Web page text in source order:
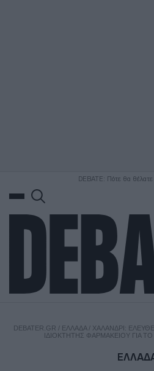
DEBATE: Πότε θα θέλατε
DEBATER.GR / ΕΛΛΑΔΑ/ ΧΑΛΆΝΔΡΙ:
ΙΔΙΟΚΤΉΤΗΣ ΦΑΡΜΑΚΕΊΟΥ ΓΙΑ